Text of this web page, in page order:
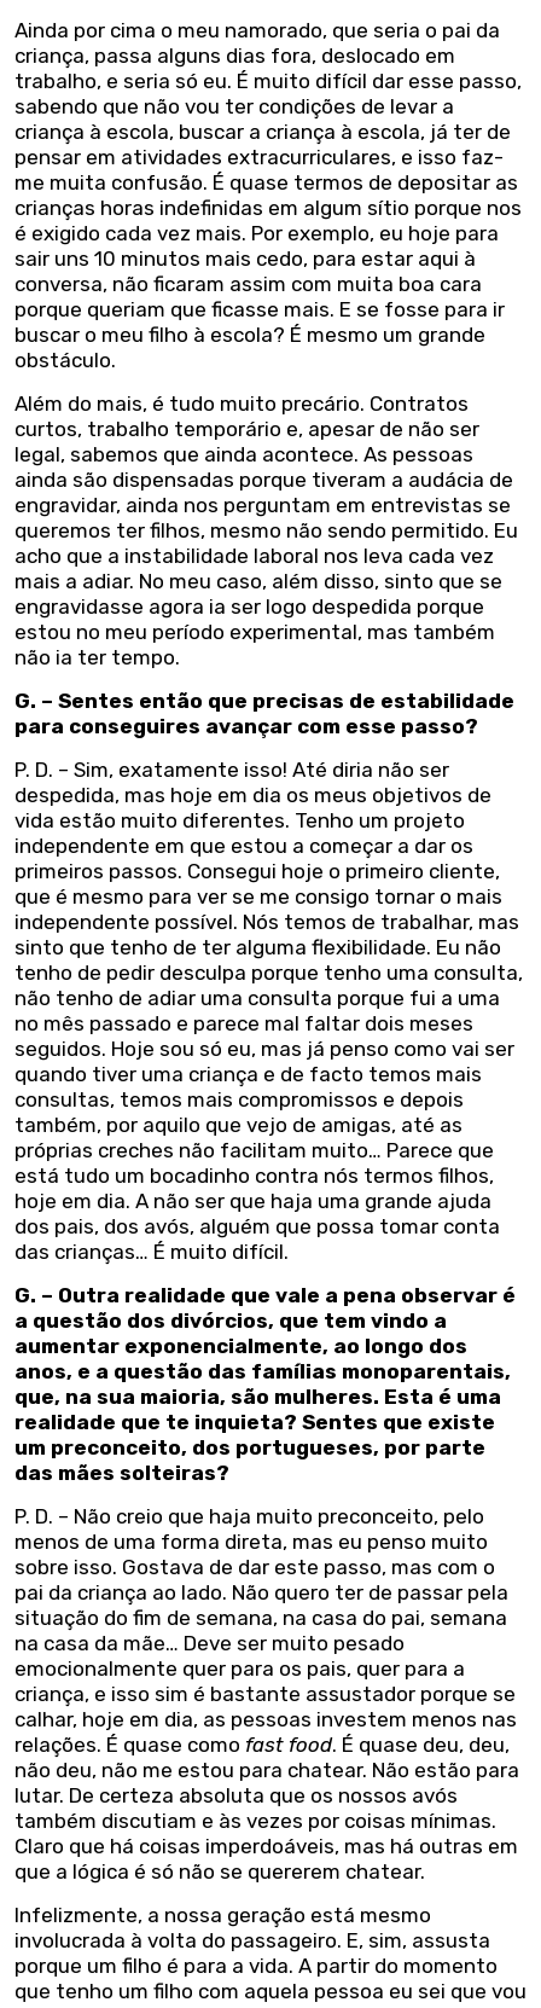
Ainda por cima o meu namorado, que seria o pai da
criança, passa alguns dias fora, deslocado em
trabalho, e seria só eu. É muito difícil dar esse passo,
sabendo que não vou ter condições de levar a
criança à escola, buscar a criança à escola, já ter de
pensar em atividades extracurriculares, e isso faz-
me muita confusão. É quase termos de depositar as
crianças horas indefinidas em algum sítio porque nos
é exigido cada vez mais. Por exemplo, eu hoje para
sair uns 10 minutos mais cedo, para estar aqui à
conversa, não ficaram assim com muita boa cara
porque queriam que ficasse mais. E se fosse para ir
buscar o meu filho à escola? É mesmo um grande
obstáculo.
Além do mais, é tudo muito precário. Contratos
curtos, trabalho temporário e, apesar de não ser
legal, sabemos que ainda acontece. As pessoas
ainda são dispensadas porque tiveram a audácia de
engravidar, ainda nos perguntam em entrevistas se
queremos ter filhos, mesmo não sendo permitido. Eu
acho que a instabilidade laboral nos leva cada vez
mais a adiar. No meu caso, além disso, sinto que se
engravidasse agora ia ser logo despedida porque
estou no meu período experimental, mas também
não ia ter tempo.
G. – Sentes então que precisas de estabilidade
para conseguires avançar com esse passo?
P. D. – Sim, exatamente isso! Até diria não ser
despedida, mas hoje em dia os meus objetivos de
vida estão muito diferentes. Tenho um projeto
independente em que estou a começar a dar os
primeiros passos. Consegui hoje o primeiro cliente,
que é mesmo para ver se me consigo tornar o mais
independente possível. Nós temos de trabalhar, mas
sinto que tenho de ter alguma flexibilidade. Eu não
tenho de pedir desculpa porque tenho uma consulta,
não tenho de adiar uma consulta porque fui a uma
no mês passado e parece mal faltar dois meses
seguidos. Hoje sou só eu, mas já penso como vai ser
quando tiver uma criança e de facto temos mais
consultas, temos mais compromissos e depois
também, por aquilo que vejo de amigas, até as
próprias creches não facilitam muito… Parece que
está tudo um bocadinho contra nós termos filhos,
hoje em dia. A não ser que haja uma grande ajuda
dos pais, dos avós, alguém que possa tomar conta
das crianças… É muito difícil.
G. – Outra realidade que vale a pena observar é
a questão dos divórcios, que tem vindo a
aumentar exponencialmente, ao longo dos
anos, e a questão das famílias monoparentais,
que, na sua maioria, são mulheres. Esta é uma
realidade que te inquieta? Sentes que existe
um preconceito, dos portugueses, por parte
das mães solteiras?
P. D. – Não creio que haja muito preconceito, pelo
menos de uma forma direta, mas eu penso muito
sobre isso. Gostava de dar este passo, mas com o
pai da criança ao lado. Não quero ter de passar pela
situação do fim de semana, na casa do pai, semana
na casa da mãe… Deve ser muito pesado
emocionalmente quer para os pais, quer para a
criança, e isso sim é bastante assustador porque se
calhar, hoje em dia, as pessoas investem menos nas
relações. É quase como fast food. É quase deu, deu,
não deu, não me estou para chatear. Não estão para
lutar. De certeza absoluta que os nossos avós
também discutiam e às vezes por coisas mínimas.
Claro que há coisas imperdoáveis, mas há outras em
que a lógica é só não se quererem chatear.
Infelizmente, a nossa geração está mesmo
involucrada à volta do passageiro. E, sim, assusta
porque um filho é para a vida. A partir do momento
que tenho um filho com aquela pessoa eu sei que vou